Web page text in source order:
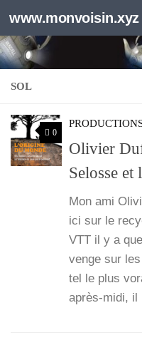
Au dessous du contenu
www.monvoisin.xyz
SOL
0
Olivier
Selosse
Mon ami
ici sur le
VTT il y a
venge sur
tel le plus
après-midi, il